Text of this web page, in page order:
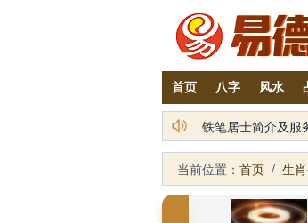
首页 八字 风水
铁笔居士简介及服
当前位置： 首页 / 生